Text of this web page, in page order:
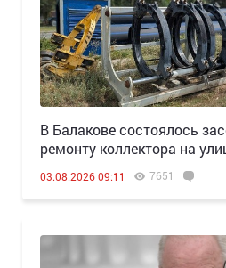
В Балакове состоялось
ремонту коллектора на
03.08.2026 09:11 7651